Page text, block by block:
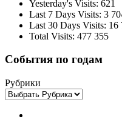
Yesterday's Visits: 621
Last 7 Days Visits: 3
Last 30 Days Visits: 16
Total Visits: 477 355
События по годам
Рубрики